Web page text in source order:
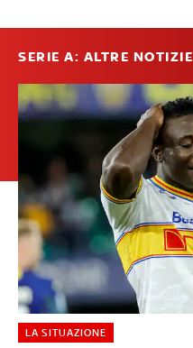
SERIE A: ALTRE NOTIZIE
LA SITUAZIONE